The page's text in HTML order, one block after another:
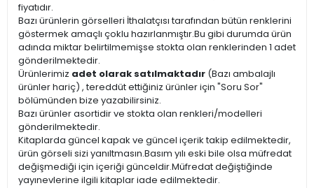
fiyatıdır.
Bazı ürünlerin görselleri İthalatçısı tarafından bütün renklerini
göstermek amaçlı çoklu hazırlanmıştır.Bu gibi durumda ürün
adında miktar belirtilmemişse stokta olan renklerinden 1 adet
gönderilmektedir.
Ürünlerimiz adet olarak satılmaktadır (Bazı ambalajlı
ürünler hariç) , tereddüt ettiğiniz ürünler için "Soru Sor"
bölümünden bize yazabilirsiniz.
Bazı ürünler asortidir ve stokta olan renkleri/modelleri
gönderilmektedir.
Kitaplarda güncel kapak ve güncel içerik takip edilmektedir,
ürün görseli sizi yanıltmasın.Basım yılı eski bile olsa müfredat
değişmediği için içeriği günceldir.Müfredat değiştiğinde
yayınevlerine ilgili kitaplar iade edilmektedir.